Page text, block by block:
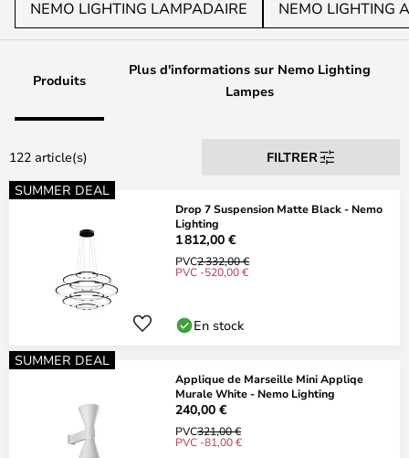
NEMO LIGHTING LAMPADAIRE NEMO LIGHTING
Produits
Plus d'informations sur Nemo Lighting
Lampes
122 article(s)
FILTRER
SUMMER DEAL
Drop 7 Suspension Matte Black - Nemo
Lighting
1 812,00 €
PVC2 332,00 €
PVC -520,00 €
En stock
SUMMER DEAL
Applique de Marseille Mini Appliqe
Murale White - Nemo Lighting
240,00 €
PVC321,00 €
PVC -81,00 €